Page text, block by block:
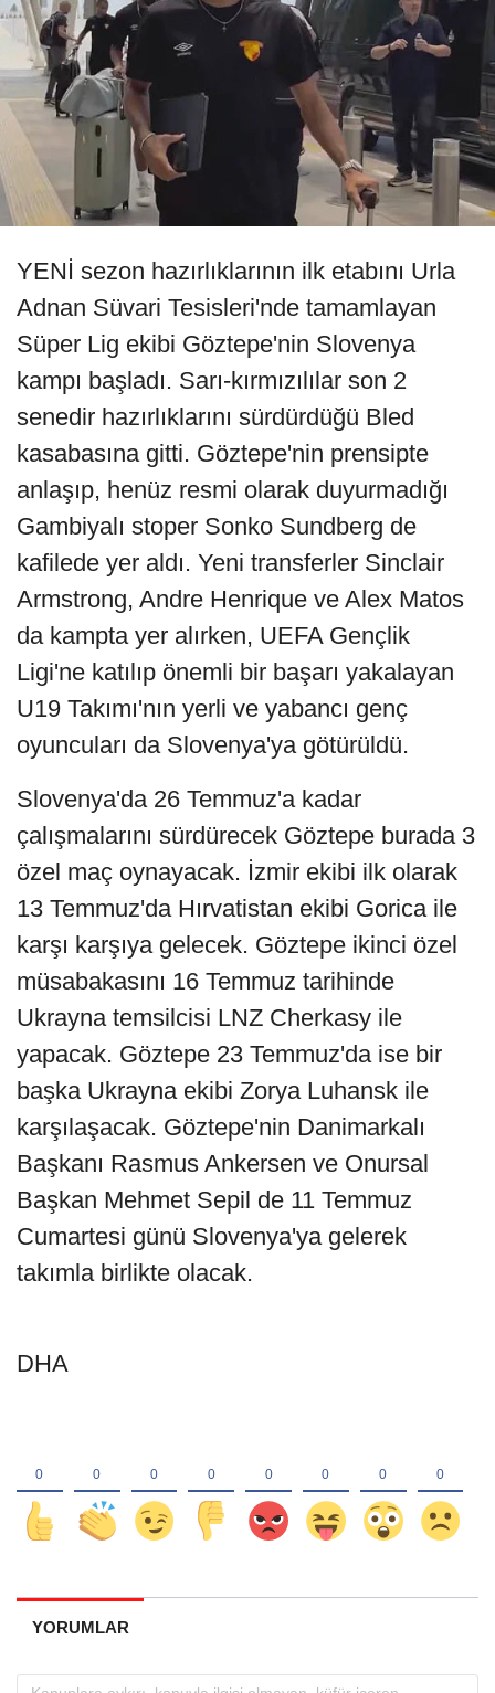
YENİ sezon hazırlıklarının ilk etabını Urla
Adnan Süvari Tesisleri'nde tamamlayan
Süper Lig ekibi Göztepe'nin Slovenya
kampı başladı. Sarı-kırmızılılar son 2
senedir hazırlıklarını sürdürdüğü Bled
kasabasına gitti. Göztepe'nin prensipte
anlaşıp, henüz resmi olarak duyurmadığı
Gambiyalı stoper Sonko Sundberg de
kafilede yer aldı. Yeni transferler Sinclair
Armstrong, Andre Henrique ve Alex Matos
da kampta yer alırken, UEFA Gençlik
Ligi'ne katılıp önemli bir başarı yakalayan
U19 Takımı'nın yerli ve yabancı genç
oyuncuları da Slovenya'ya götürüldü.
Slovenya'da 26 Temmuz'a kadar
çalışmalarını sürdürecek Göztepe burada 3
özel maç oynayacak. İzmir ekibi ilk olarak
13 Temmuz'da Hırvatistan ekibi Gorica ile
karşı karşıya gelecek. Göztepe ikinci özel
müsabakasını 16 Temmuz tarihinde
Ukrayna temsilcisi LNZ Cherkasy ile
yapacak. Göztepe 23 Temmuz'da ise bir
başka Ukrayna ekibi Zorya Luhansk ile
karşılaşacak. Göztepe'nin Danimarkalı
Başkanı Rasmus Ankersen ve Onursal
Başkan Mehmet Sepil de 11 Temmuz
Cumartesi günü Slovenya'ya gelerek
takımla birlikte olacak.
DHA
YORUMLAR